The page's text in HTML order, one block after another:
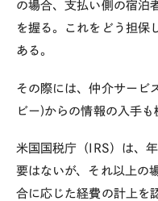
の場合、支払い側の宿泊
を握る。これをどう担保
ある。
その際には、仲介サービ
ビー)からの情報の入手も
米国国税庁（IRS）は、
要はないが、それ以上の
合に応じた経費の計上を